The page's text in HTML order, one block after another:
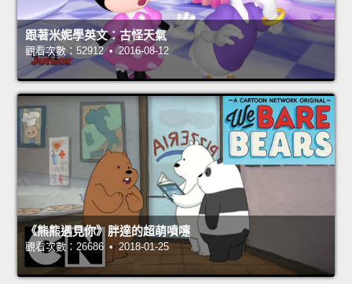
跟著米妮學英文：古怪天氣
觀看次數：52912 • 2016-08-12
《熊熊遇見你》胖達的超萌噴嚏
觀看次數：26686 • 2018-01-25